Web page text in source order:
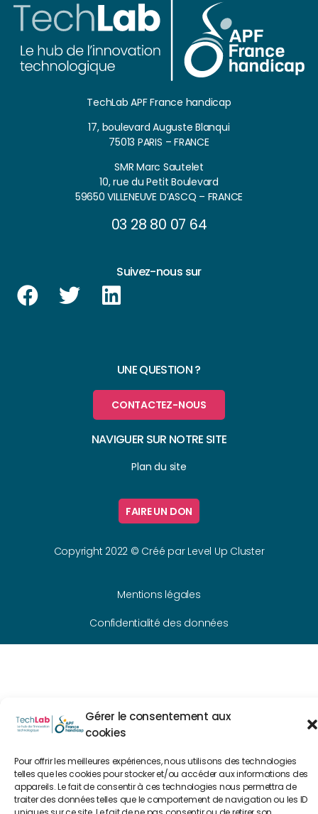
Gérer le consentement aux
cookies
Pour offrir les meilleures expériences, nous utilisons des technologies
telles que les cookies pour stocker et/ou accéder aux informations des
appareils. Le fait de consentir à ces technologies nous permettra de
traiter des données telles que le comportement de navigation ou les ID
TechLab APF France handicap
17, boulevard Auguste Blanqui
75013 PARIS – FRANCE
SMR Marc Sautelet
10, rue du Petit Boulevard
59650 VILLENEUVE D’ASCQ – FRANCE
03 28 80 07 64
Suivez-nous sur
UNE QUESTION ?
CONTACTEZ-NOUS
NAVIGUER SUR NOTRE SITE
Plan du site
FAIRE UN DON
Copyright 2022 © Créé par Level Up Cluster
Mentions légales
Confidentialité des données